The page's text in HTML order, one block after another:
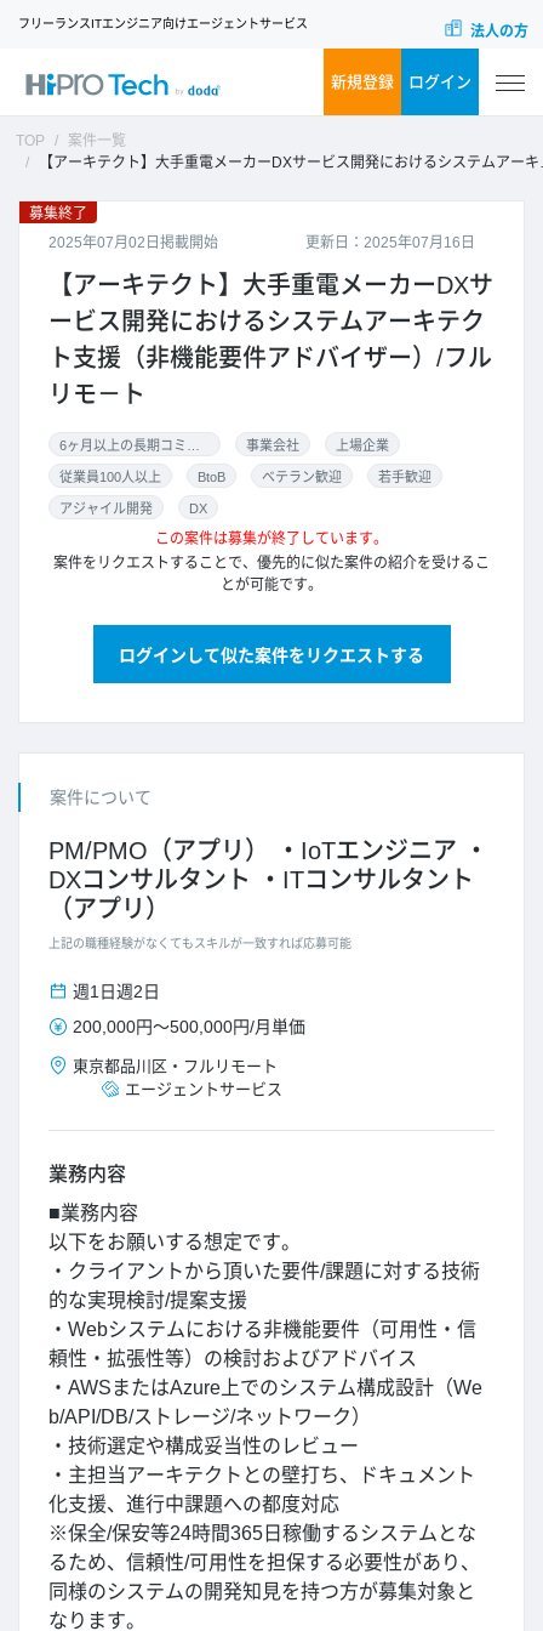
フリーランスITエンジニア向けエージェントサービス 法人の方
新規登録 ログイン
TOP
案件一覧
【アーキテクト】大手重電メーカーDXサービス開発におけるシステムアーキテクト支援（非機能要件アドバイザー）/フルリモ－ト
更新日：2025年07月16日
募集終了
2025年07月02日掲載開始
【アーキテクト】大手重電メーカーDXサ
ービス開発におけるシステムアーキテク
ト支援（非機能要件アドバイザー）/フル
リモ－ト
事業会社 上場企業
従業員100人以上 BtoB ベテラン歓迎 若手歓迎
アジャイル開発 DX
この案件は募集が終了しています。
案件をリクエストすることで、優先的に似た案件の紹介を受けるこ
とが可能です。
ログインして似た案件をリクエストする
案件について
PM/PMO（アプリ）
IoTエンジニア
DXコンサルタント
ITコンサルタント
（アプリ）
上記の職種経験がなくてもスキルが一致すれば応募可能
週1日週2日
200,000円～500,000円/月単価
東京都品川区 ・ フルリモート
エージェントサービス
業務内容
■業務内容
以下をお願いする想定です。
・クライアントから頂いた要件/課題に対する技術
的な実現検討/提案支援
・Webシステムにおける非機能要件（可用性・信
頼性・拡張性等）の検討およびアドバイス
・AWSまたはAzure上でのシステム構成設計（We
b/API/DB/ストレージ/ネットワーク）
・技術選定や構成妥当性のレビュー
・主担当アーキテクトとの壁打ち、ドキュメント
化支援、進行中課題への都度対応
※保全/保安等24時間365日稼働するシステムとな
るため、信頼性/可用性を担保する必要性があり、
同様のシステムの開発知見を持つ方が募集対象と
なります。